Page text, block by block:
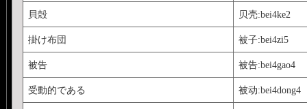
貝殻 贝壳:bei4ke2
掛け布団 被子:bei4zi5
被告 被告:bei4gao4
受動的である 被动:bei4dong4